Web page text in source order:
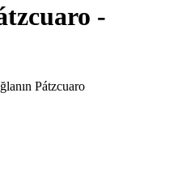
-
Pátzcuaro